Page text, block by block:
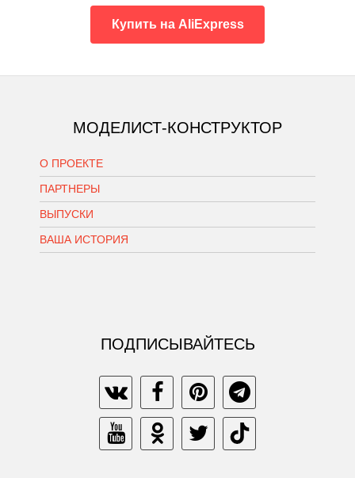
Купить на AliExpress
МОДЕЛИСТ-КОНСТРУКТОР
О ПРОЕКТЕ
ПАРТНЕРЫ
ВЫПУСКИ
ВАША ИСТОРИЯ
ПОДПИСЫВАЙТЕСЬ